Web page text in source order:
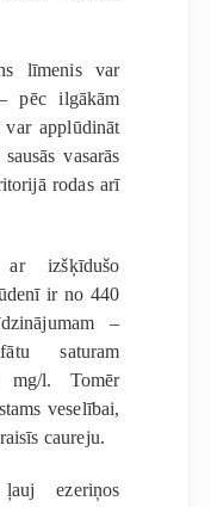
līmenis var
pēc ilgākām
var applūdināt
vasarās
rodas arī
izšķīdušo
ir no 440
–
saturam
mg/l. Tomēr
veselībai,
caureju.
ezeriņos